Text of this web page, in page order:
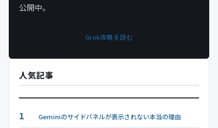
公開中。
Grok攻略を読む
人気記事
1 Geminiのサイドパネルが表示されない本当の理由